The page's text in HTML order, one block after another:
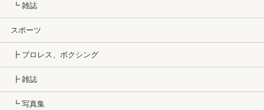
┗ 雑誌
スポーツ
┣ プロレス、ボクシング
┣ 雑誌
┗ 写真集